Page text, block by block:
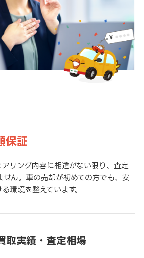
保証
アリング内容に相違がない限り、査定
せん。車の売却が初めての方でも、安
環境を整えています。
取実績・査定相場